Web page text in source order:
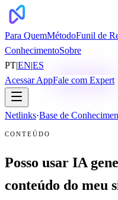
Para QuemMétodoFunil de
ConhecimentoSobre
PT|EN|ES
Acessar AppFale com Expert
Netlinks·Base de
CONTEÚDO
Posso usar IA
conteúdo do meu